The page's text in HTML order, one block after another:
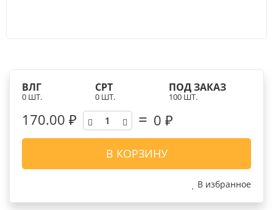
ВЛГ
0 ШТ.
СРТ
0 ШТ.
ПОД ЗАКАЗ
100 ШТ.
170.00 ₽ 0 ₽
В КОРЗИНУ
В избранное